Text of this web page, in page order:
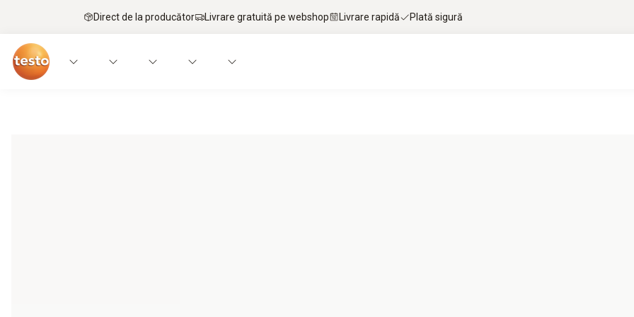
Direct de la producător Livrare gratuită pe webshop Livrare rapidă Plată sigură